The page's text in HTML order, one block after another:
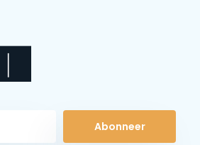
Abonneer